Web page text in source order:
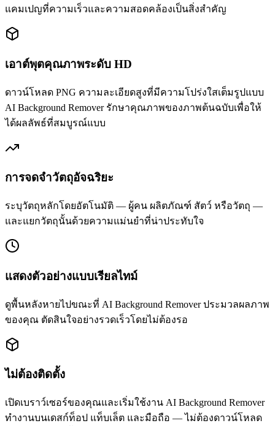
แคมเปญที่ความเร็วและความสอดคล้องเป็นสิ่งสำคัญ
เอาต์พุตคุณภาพระดับ HD
ดาวน์โหลด PNG ความละเอียดสูงที่มีความโปร่งใสเต็มรูปแบบ
AI Background Remover รักษาคุณภาพของภาพต้นฉบับเพื่อให้
ได้ผลลัพธ์ที่สมบูรณ์แบบ
การจดจำวัตถุอัจฉริยะ
ระบุวัตถุหลักโดยอัตโนมัติ — ผู้คน ผลิตภัณฑ์ สัตว์ หรือวัตถุ —
และแยกวัตถุนั้นด้วยความแม่นยำที่น่าประทับใจ
แสดงตัวอย่างแบบเรียลไทม์
ดูพื้นหลังหายไปขณะที่ AI Background Remover ประมวลผลภาพ
ของคุณ ตัดสินใจอย่างรวดเร็วโดยไม่ต้องรอ
ไม่ต้องติดตั้ง
เปิดเบราว์เซอร์ของคุณและเริ่มใช้งาน AI Background Remover
ทำงานบนเดสก์ท็อป แท็บเล็ต และมือถือ — ไม่ต้องดาวน์โหลด